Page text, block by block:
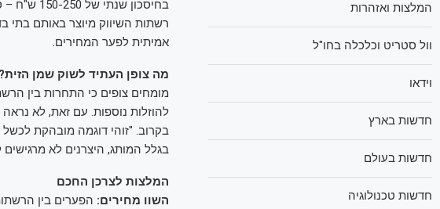
בחיסכון
רשתות השיווק מיוצר באותם בתי
אמיתית לפער המחירים.
מה צופן העתיד לשוק שמן הזית?
מומחים צופים כי התחרות בין
להוזלות נוספות. עם זאת, לא
בקרוב. "זוהי דוגמה מובהקת
בגלל המותג, היצרנים לא מרגישים
המלצות לצרכן החכם
השוו מחירים: הפערים בין הרשתות עצומים – עד
המלצות ואזהרות
וול סטריט וכלכלה בחו"ל
וידאו
חדשות בארץ
חדשות בעולם
חדשות טכנולוגיה